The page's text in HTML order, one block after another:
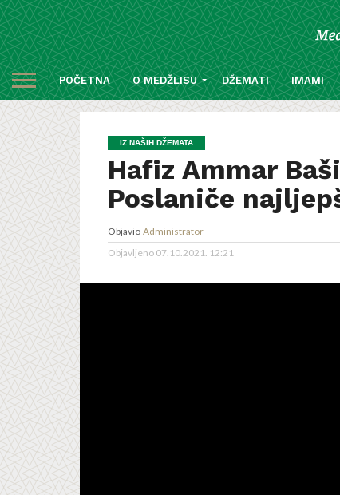
POČETNA O MEDŽLISU DŽEMATI IMAMI
IZ NAŠIH DŽEMATA
Hafiz Ammar
Poslaniče
Objavio Administrator
Objavljeno 07.10.2021. 12:21